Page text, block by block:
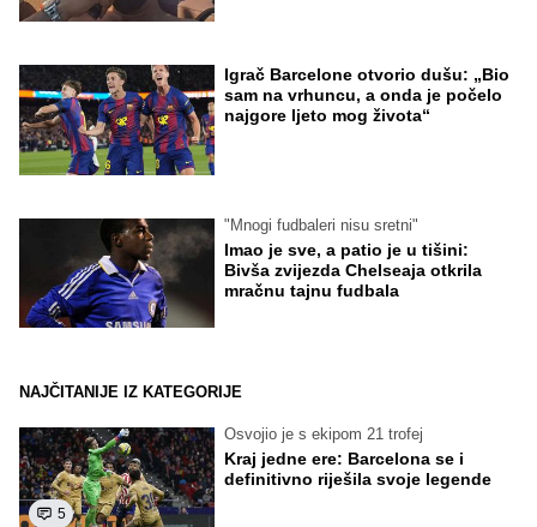
Igrač Barcelone otvorio dušu: „Bio
sam na vrhuncu, a onda je počelo
najgore ljeto mog života“
"Mnogi fudbaleri nisu sretni"
Imao je sve, a patio je u tišini:
Bivša zvijezda Chelseaja otkrila
mračnu tajnu fudbala
NAJČITANIJE IZ KATEGORIJE
5
Osvojio je s ekipom 21 trofej
Kraj jedne ere: Barcelona se i
definitivno riješila svoje legende